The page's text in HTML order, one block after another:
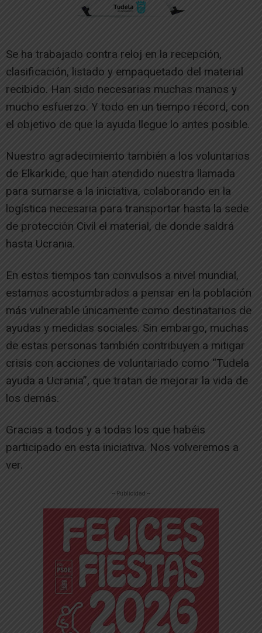
Se ha trabajado contra reloj en la recepción,
clasificación, listado y empaquetado del material
recibido. Han sido necesarias muchas manos y
mucho esfuerzo. Y todo en un tiempo récord, con
el objetivo de que la ayuda llegue lo antes posible.
Nuestro agradecimiento también a los voluntarios
de Elkarkide, que han atendido nuestra llamada
para sumarse a la iniciativa, colaborando en la
logística necesaria para transportar hasta la sede
de protección Civil el material, de donde saldrá
hasta Ucrania.
En estos tiempos tan convulsos a nivel mundial,
estamos acostumbrados a pensar en la población
más vulnerable únicamente como destinatarios de
ayudas y medidas sociales. Sin embargo, muchas
de estas personas también contribuyen a mitigar
crisis con acciones de voluntariado como “Tudela
ayuda a Ucrania”, que tratan de mejorar la vida de
los demás.
Gracias a todos y a todas los que habéis
participado en esta iniciativa. Nos volveremos a
ver.
-- Publicidad --